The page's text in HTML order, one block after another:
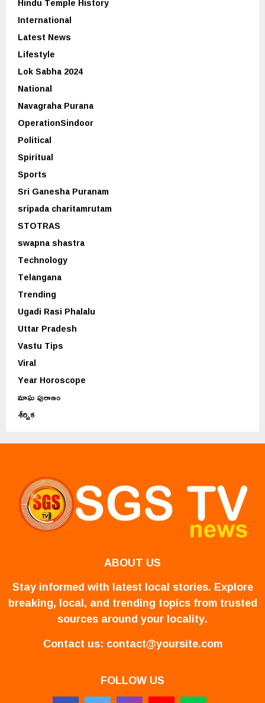
International
Latest News
Lifestyle
Lok Sabha 2024
National
Navagraha Purana
OperationSindoor
Political
Spiritual
Sports
Sri Ganesha Puranam
sripada charitamrutam
STOTRAS
swapna shastra
Technology
Telangana
Trending
Ugadi Rasi Phalalu
Uttar Pradesh
Vastu Tips
Viral
Year Horoscope
మాఘ పురాణం
శీర్షిక
ABOUT US
Stay informed with latest local stories. Explore
breaking, local, and trending topics from trusted
sources around your locality.
Contact us: contact@yoursite.com
FOLLOW US